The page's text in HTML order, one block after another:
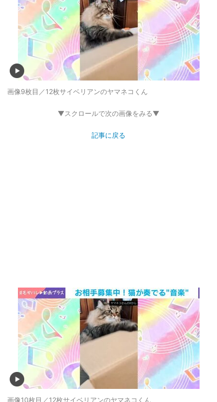
画像9枚目／12枚サイベリアンのヤマネコくん
▼スクロールで次の画像をみる▼
記事に戻る
画像10枚目／12枚サイベリアンのヤマネコくん